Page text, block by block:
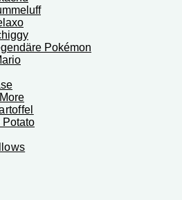
Pokémon
Potato